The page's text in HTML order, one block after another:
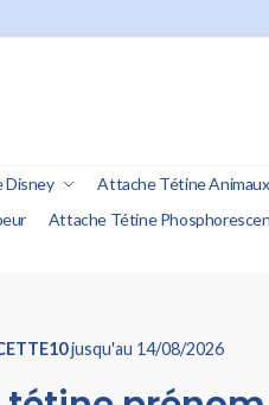
Disney
Attache Tétine Animaux
Attache Tétine
jusqu'au 14/08/2026